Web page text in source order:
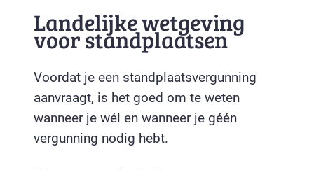
Landelijke wetgeving
voor standplaatsen
Voordat je een standplaatsvergunning
aanvraagt, is het goed om te weten
wanneer je wél en wanneer je géén
vergunning nodig hebt.